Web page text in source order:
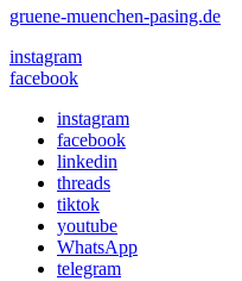
gruene-muenchen-pasing.de
instagram
facebook
instagram
facebook
linkedin
threads
tiktok
youtube
WhatsApp
telegram